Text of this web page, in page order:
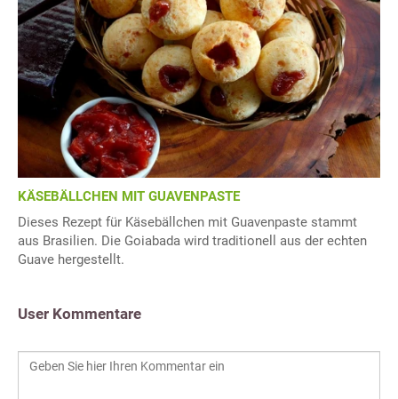
KÄSEBÄLLCHEN MIT GUAVENPASTE
Dieses Rezept für Käsebällchen mit Guavenpaste stammt
aus Brasilien. Die Goiabada wird traditionell aus der echten
Guave hergestellt.
User Kommentare